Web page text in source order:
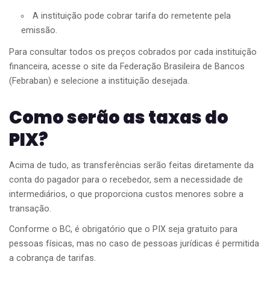
A instituição pode cobrar tarifa do remetente pela
emissão.
Para consultar todos os preços cobrados por cada instituição
financeira, acesse o site da Federação Brasileira de Bancos
(Febraban) e selecione a instituição desejada.
Como serão as taxas do
PIX?
Acima de tudo, as transferências serão feitas diretamente da
conta do pagador para o recebedor, sem a necessidade de
intermediários, o que proporciona custos menores sobre a
transação.
Conforme o BC, é obrigatório que o PIX seja gratuito para
pessoas físicas, mas no caso de pessoas jurídicas é permitida
a cobrança de tarifas.